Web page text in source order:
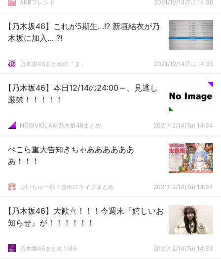
AKBフレンド 2021/12/14(Tu) 14:36
【乃木坂46】これが5期生…!? 新垣結衣が乃
木坂に加入… ?!
乃木坂46まとめの「ま」 2021/12/14(Tu) 14:35
【乃木坂46】本日12/14の24:00～、見逃し
厳禁！！！！！
NOGIVIOLA＠乃木坂46まとめ 2021/12/14(Tu) 14:34
ぺこら重大告知きちゃああああああ
あ！！！
ぶいちゅー部！@ホロライブまとめ 2021/12/14(Tu) 14:34
【乃木坂46】大歓喜！！！今週末『嬉しいお
知らせ』が！！！！！！
乃木坂46まとめ 1/46 2021/12/14(Tu) 14:33